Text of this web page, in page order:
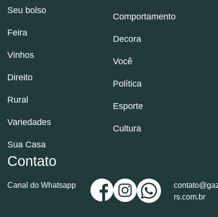
Seu bolso
Feira
Vinhos
Direito
Rural
Variedades
Sua Casa
Comportamento
Decora
Você
Política
Esporte
Cultura
Contato
Canal do Whatsapp
rs.com.br